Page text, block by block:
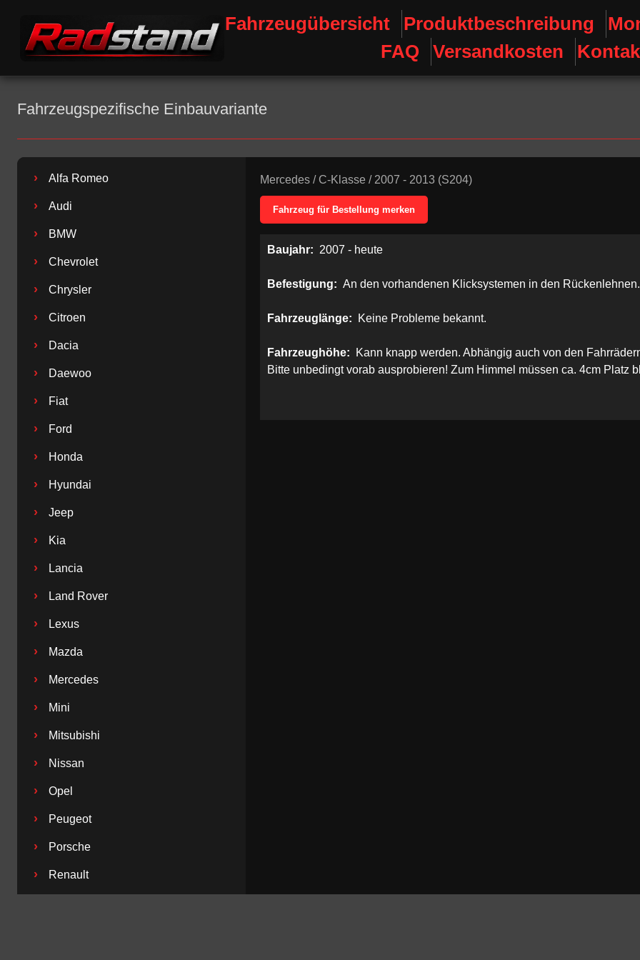
Fahrzeugübersicht Produktbeschreibung
FAQ
Versandkosten
Fahrzeugspezifische Einbauvariante
› Alfa Romeo
› Audi
› BMW
› Chevrolet
› Chrysler
› Citroen
› Dacia
› Daewoo
› Fiat
› Ford
› Honda
› Hyundai
› Jeep
› Kia
› Lancia
› Land Rover
› Lexus
› Mazda
› Mercedes
› Mini
› Mitsubishi
› Nissan
› Opel
› Peugeot
› Porsche
› Renault
Mercedes /C-Klasse / 2007 - 2013 (S204)
Fahrzeug für Bestellung merken
Baujahr: 2007 - heute
Befestigung: An den vorhandenen Klicksystemen in den Rückenlehnen.
Fahrzeuglänge: Keine Probleme bekannt.
Fahrzeughöhe:
Kann knapp werden. Abhängig auch von den
Bitte unbedingt vorab ausprobieren! Zum Himmel müssen ca. 4cm Platz